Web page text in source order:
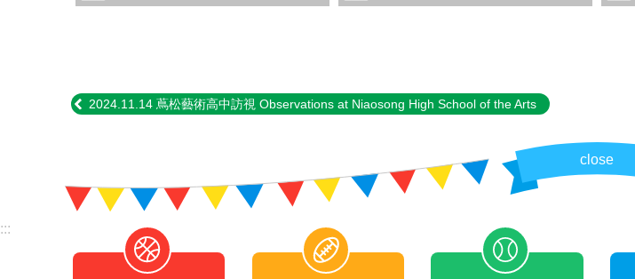
2024.11.14 蔦松藝術高中訪視 Observations at Niaosong High School of the Arts
close
:::